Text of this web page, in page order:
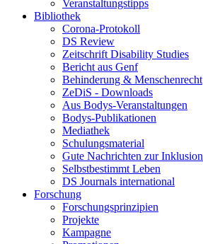
Veranstaltungstipps
Bibliothek
Corona-Protokoll
DS Review
Zeitschrift Disability Studies
Bericht aus Genf
Behinderung & Menschenrecht
ZeDiS - Downloads
Aus Bodys-Veranstaltungen
Bodys-Publikationen
Mediathek
Schulungsmaterial
Gute Nachrichten zur Inklusion
Selbstbestimmt Leben
DS Journals international
Forschung
Forschungsprinzipien
Projekte
Kampagne